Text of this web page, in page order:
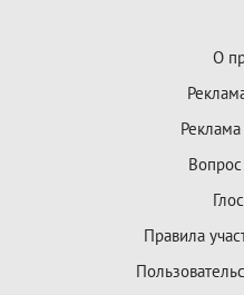
О
Правила